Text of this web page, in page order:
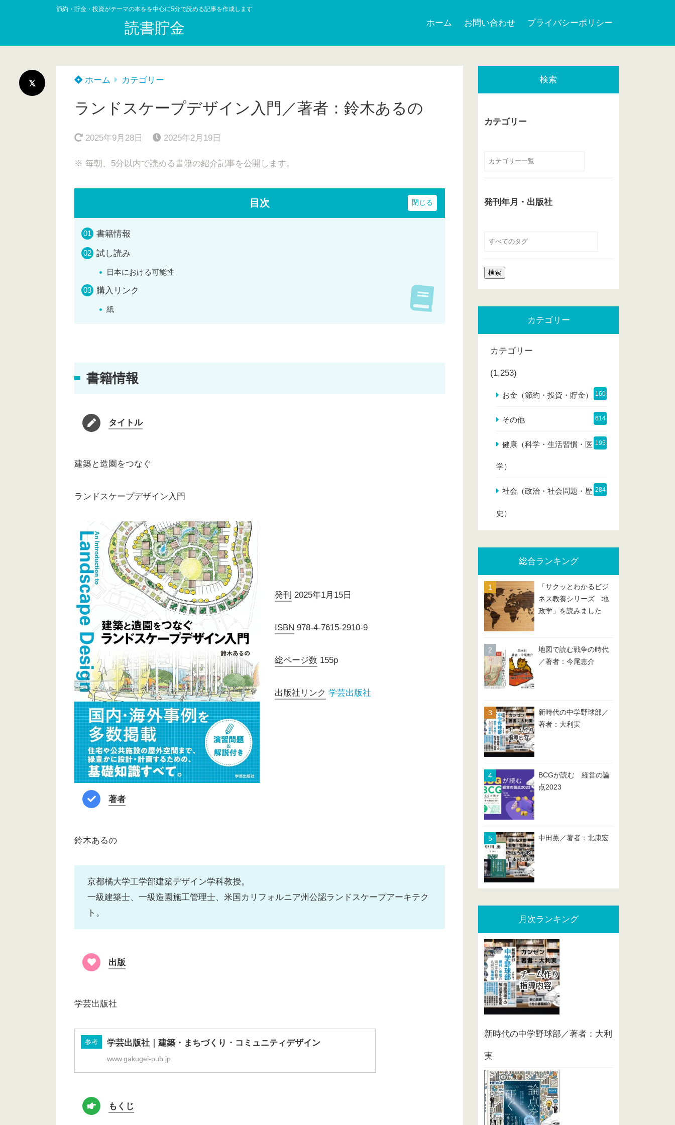
節約・貯金・投資がテーマの本をを中心に5分で読める記事を作成します
読書貯金 ホーム お問い合わせ プライバシーポリシー
ホーム カテゴリー
ランドスケープデザイン入門／著者：鈴木あるの
2025年9月28日 2025年2月19日
※ 毎朝、5分以内で読める書籍の紹介記事を公開します。
目次
書籍情報
試し読み
日本における可能性
購入リンク
紙
書籍情報
タイトル
建築と造園をつなぐ
ランドスケープデザイン入門
発刊 2025年1月15日
ISBN 978-4-7615-2910-9
総ページ数 155p
出版社リンク 学芸出版社
著者
鈴木あるの
京都橘大学工学部建築デザイン学科教授。
一級建築士、一級造園施工管理士、米国カリフォルニア州公認ランドスケープアーキテク
ト。
出版
学芸出版社
参考 学芸出版社｜建築・まちづくり・コミュニティデザイン
www.gakugei-pub.jp
もくじ
検索
カテゴリー
発刊年月・出版社
カテゴリー
カテゴリー
(1,253)
お金（節約・投資・貯金） 160
その他 614
健康（科学・生活習慣・医
学）
195
社会（政治・社会問題・歴
史）
284
総合ランキング
「サクッとわかるビジ
ネス教養シリーズ 地
政学」を読みました
地図で読む戦争の時代
／著者：今尾恵介
新時代の中学野球部／
著者：大利実
BCGが読む 経営の論
点2023
中田薫／著者：北康宏
月次ランキング
新時代の中学野球部／著者：大利
実